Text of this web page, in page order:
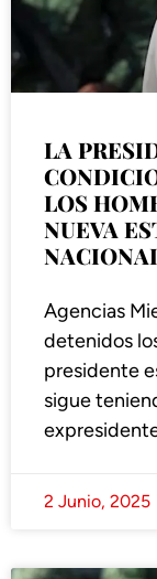
LA
LOS
NUEVA
Agencias
detenidos
presidente
sigue
2 Junio, 2025